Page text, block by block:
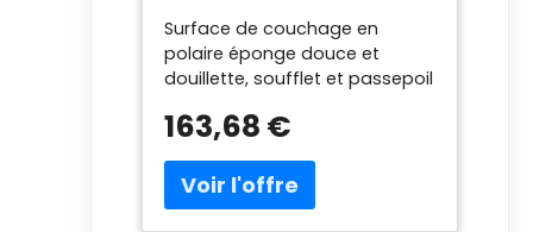
Compagnie, Matelas
pour Chiens et Chats,
Disponible en Plus de 25
Couleurs
Surface de couchage en
polaire éponge douce et
douillette, soufflet et passepoil
carreaux Mousse alvéolée pour
orthopédiques Housse
amovible à fermeture éclair
163,68 €